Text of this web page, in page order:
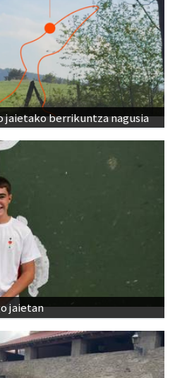
jaietako berrikuntza nagusia
jaietan